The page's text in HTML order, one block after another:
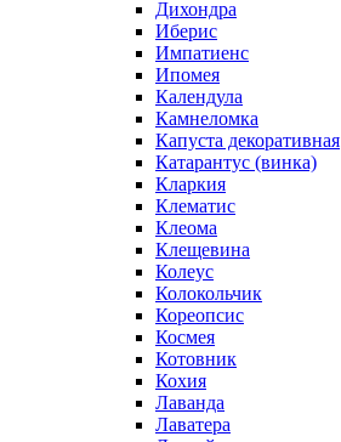
Дихондра
Иберис
Импатиенс
Ипомея
Календула
Камнеломка
Капуста декоративная
Катарантус (винка)
Кларкия
Клематис
Клеома
Клещевина
Колеус
Колокольчик
Кореопсис
Космея
Котовник
Кохия
Лаванда
Лаватера